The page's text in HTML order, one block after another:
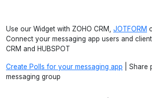
Use our Widget with ZOHO CRM, JOTFORM
Connect your messaging app users and
CRM and HUBSPOT
Create Polls for your messaging app | Share
messaging group